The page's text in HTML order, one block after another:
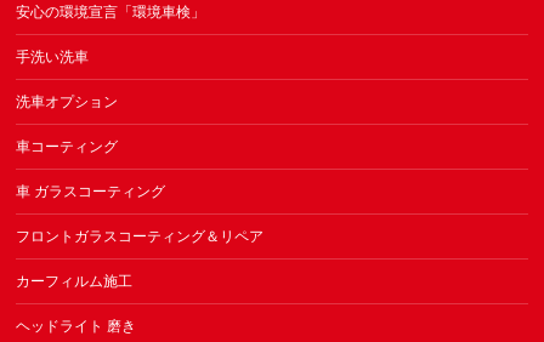
安心の環境宣言「環境車検」
手洗い洗車
洗車オプション
車コーティング
車 ガラスコーティング
フロントガラスコーティング＆リペア
カーフィルム施工
ヘッドライト 磨き